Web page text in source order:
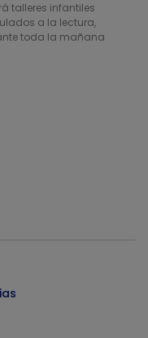
talleres infantiles
a la lectura,
toda la mañana